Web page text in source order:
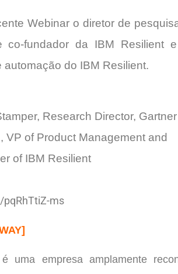
Webinar o diretor de
co-fundador da IBM Resilient
automação do IBM Resilient.
Research Director,
VP of Product Management and
of IBM Resilient
ms
é uma empresa amplamente